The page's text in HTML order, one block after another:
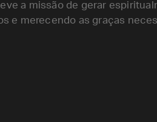
a missão de gerar
e merecendo as graças